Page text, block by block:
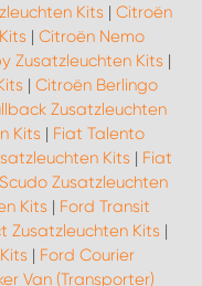
Kits | Citroën
| Citroën Nemo
Zusatzleuchten Kits |
| Citroën Berlingo
Zusatzleuchten
Kits | Fiat Talento
Kits | Fiat
Zusatzleuchten
Kits | Ford Transit
Zusatzleuchten Kits |
| Ford Courier
Van (Transporter)